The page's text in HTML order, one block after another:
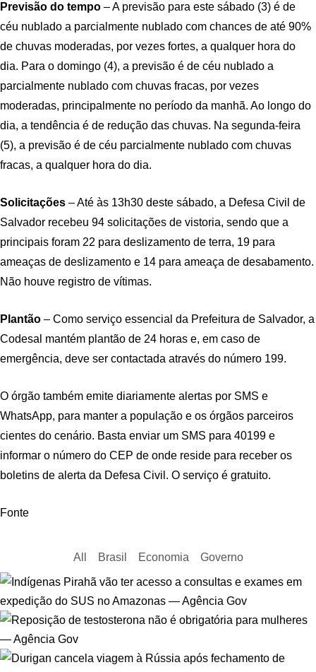
Previsão do tempo – A previsão para este sábado (3) é de
céu nublado a parcialmente nublado com chances de até 90%
de chuvas moderadas, por vezes fortes, a qualquer hora do
dia. Para o domingo (4), a previsão é de céu nublado a
parcialmente nublado com chuvas fracas, por vezes
moderadas, principalmente no período da manhã. Ao longo do
dia, a tendência é de redução das chuvas. Na segunda-feira
(5), a previsão é de céu parcialmente nublado com chuvas
fracas, a qualquer hora do dia.
Solicitações – Até às 13h30 deste sábado, a Defesa Civil de
Salvador recebeu 94 solicitações de vistoria, sendo que a
principais foram 22 para deslizamento de terra, 19 para
ameaças de deslizamento e 14 para ameaça de desabamento.
Não houve registro de vítimas.
Plantão – Como serviço essencial da Prefeitura de Salvador, a
Codesal mantém plantão de 24 horas e, em caso de
emergência, deve ser contactada através do número 199.
O órgão também emite diariamente alertas por SMS e
WhatsApp, para manter a população e os órgãos parceiros
cientes do cenário. Basta enviar um SMS para 40199 e
informar o número do CEP de onde reside para receber os
boletins de alerta da Defesa Civil. O serviço é gratuito.
Fonte
All Brasil Economia Governo